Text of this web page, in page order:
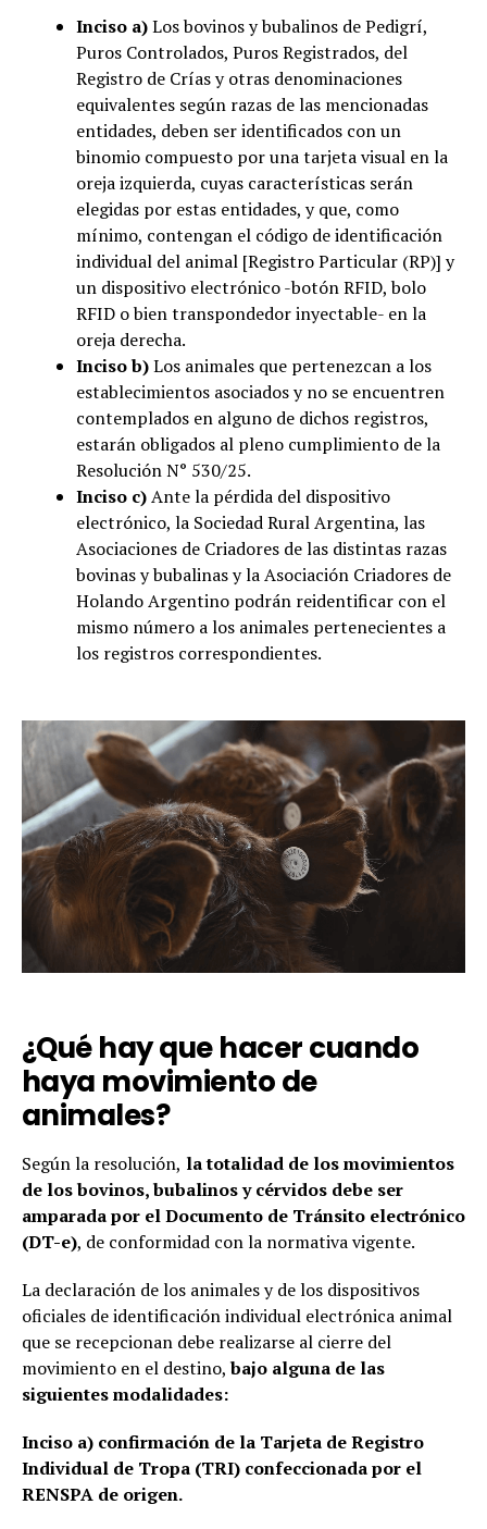
Inciso a)Los bovinos y bubalinos de Pedigrí,
Puros Controlados, Puros Registrados, del
Registro de Crías y otras denominaciones
equivalentes según razas de las mencionadas
entidades, deben ser identificados con un
binomio compuesto por una tarjeta visual en la
oreja izquierda, cuyas características serán
elegidas por estas entidades, y que, como
mínimo, contengan el código de identificación
individual del animal [Registro Particular (RP)] y
un dispositivo electrónico -botón RFID, bolo
RFID o bien transpondedor inyectable- en la
oreja derecha.
Inciso b)Los animales que pertenezcan a los
establecimientos asociados y no se encuentren
contemplados en alguno de dichos registros,
estarán obligados al pleno cumplimiento de la
Resolución N° 530/25.
Inciso c)Ante la pérdida del dispositivo
electrónico, la Sociedad Rural Argentina, las
Asociaciones de Criadores de las distintas razas
bovinas y bubalinas y la Asociación Criadores de
Holando Argentino podrán reidentificar con el
mismo número a los animales pertenecientes a
los registros correspondientes.
¿Qué hay que hacer cuando
haya movimiento de
animales?
Según la resolución, la totalidad de los movimientos
de los bovinos, bubalinos y cérvidos debe ser
amparada por el Documento de Tránsito electrónico
(DT-e), de conformidad con la normativa vigente.
La declaración de los animales y de los dispositivos
oficiales de identificación individual electrónica animal
que se recepcionan debe realizarse al cierre del
movimiento en el destino,bajo alguna de las
siguientes modalidades:
Inciso a) confirmación de la Tarjeta de Registro
Individual de Tropa (TRI) confeccionada por el
RENSPA de origen.